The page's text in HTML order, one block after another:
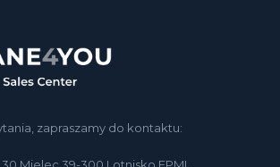
zapraszamy do kontaktu: